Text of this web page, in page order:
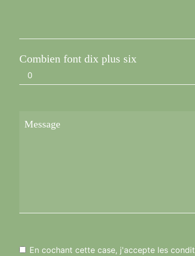
Combien font dix plus six
En cochant cette case, j'accepte les